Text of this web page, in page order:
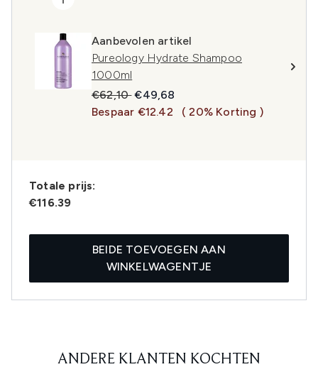
Aanbevolen artikel
Pureology Hydrate Shampoo
1000ml
Recommended Retail Price:
€62,10Huidige prijs:
€49,68
Bespaar €12.42
( 20% Korting )
Totale prijs:
€116.39
BEIDE TOEVOEGEN AAN
WINKELWAGENTJE
ANDERE KLANTEN KOCHTEN